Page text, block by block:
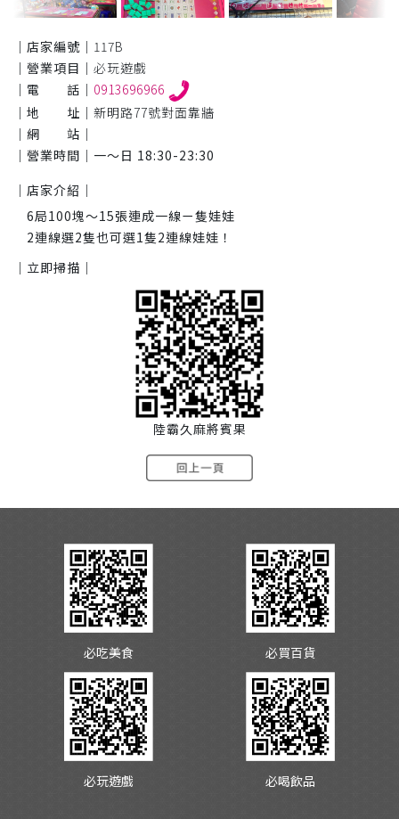
｜店家編號｜ 117B
｜營業項目｜ 必玩遊戲
｜電 話｜ 0913696966
｜地 址｜ 新明路77號對面靠牆
｜網 站｜
｜營業時間｜ 一～日 18:30-23:30
｜店家介紹｜
6局100塊～15張連成一線ㄧ隻娃娃
2連線選2隻也可選1隻2連線娃娃！
｜立即掃描｜
陸霸久麻將賓果
必吃美食 必買百貨
必玩遊戲 必喝飲品